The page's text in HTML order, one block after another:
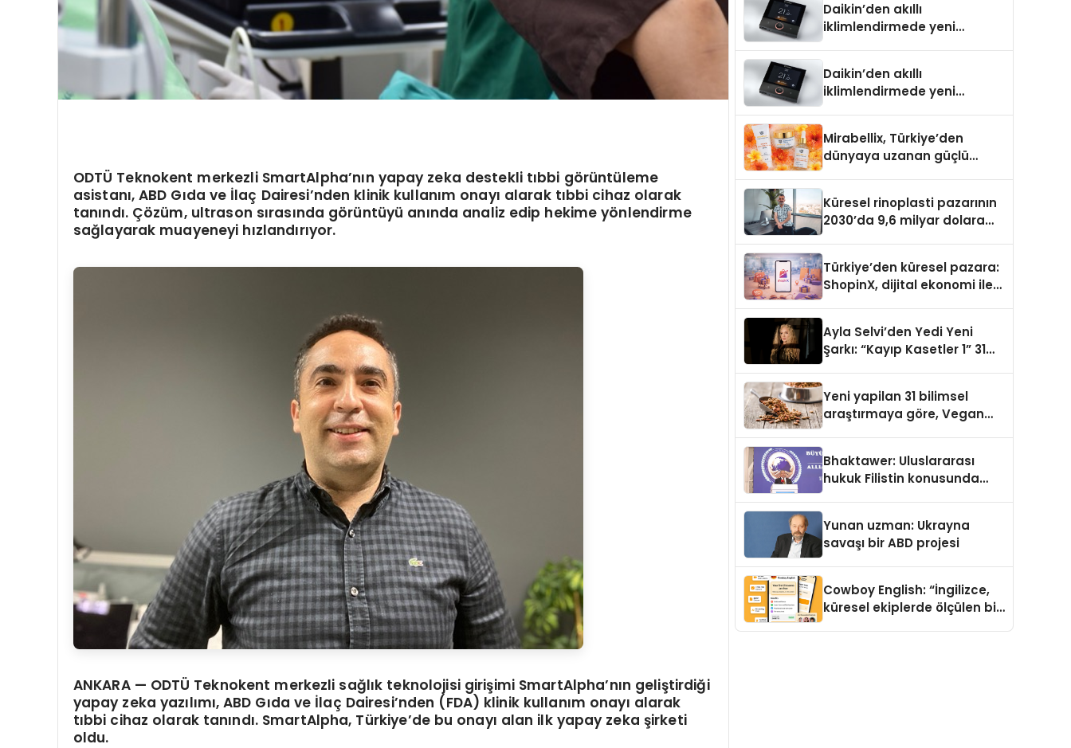
ODTÜ Teknokent merkezli SmartAlpha’nın yapay zeka destekli tıbbi görüntüleme
asistanı, ABD Gıda ve İlaç Dairesi’nden klinik kullanım onayı alarak tıbbi cihaz olarak
tanındı. Çözüm, ultrason sırasında görüntüyü anında analiz edip hekime yönlendirme
sağlayarak muayeneyi hızlandırıyor.
ANKARA — ODTÜ Teknokent merkezli sağlık teknolojisi girişimi SmartAlpha’nın geliştirdiği
yapay zeka yazılımı, ABD Gıda ve İlaç Dairesi’nden (FDA) klinik kullanım onayı alarak
tıbbi cihaz olarak tanındı. SmartAlpha, Türkiye’de bu onayı alan ilk yapay zeka şirketi
oldu.
Daikin’den akıllı
iklimlendirmede yeni
Daikin’den akıllı
iklimlendirmede yeni
Mirabellix, Türkiye’den
dünyaya uzanan güçlü
Küresel rinoplasti pazarının
2030’da 9,6 milyar dolara
Türkiye’den küresel pazara:
ShopinX, dijital ekonomi ile
Ayla Selvi’den Yedi Yeni
Şarkı: “Kayıp Kasetler 1” 31
Yeni yapilan 31 bilimsel
araştırmaya göre, Vegan
Sindirildiğini Ortaya Koydu
Bhaktawer: Uluslararası
hukuk Filistin konusunda
Yunan uzman: Ukrayna
savaşı bir ABD projesi
Cowboy English: “İngilizce,
küresel ekiplerde ölçülen bir